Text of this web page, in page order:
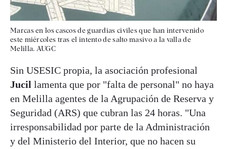
Marcas en los cascos de guardias civiles que han intervenido
este miércoles tras el intento de salto masivo a la valla de
Melilla. AUGC
Sin USESIC propia, la asociación profesional
Jucil lamenta que por "falta de personal" no haya
en Melilla agentes de la Agrupación de Reserva y
Seguridad (ARS) que cubran las 24 horas. "Una
irresponsabilidad por parte de la Administración
y del Ministerio del Interior, que no hacen su